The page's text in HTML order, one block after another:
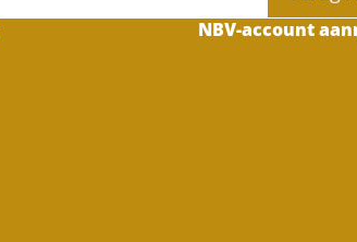
NBV-account